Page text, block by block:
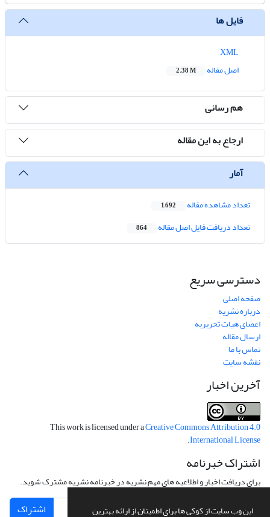
این وب سایت از کوکی ها برای اطمینان از ارائه بهترین
فایل ها
اصل مقاله
2.38 M
هم رسانی
ارجاع به این مقاله
آمار
تعداد مشاهده مقاله 1,692
تعداد دریافت فایل اصل مقاله 864
دسترسی سریع
صفحه اصلی
درباره نشریه
اعضای هیات تحریریه
ارسال مقاله
تماس با ما
نقشه سایت
آخرین اخبار
This work is licensed under aCreative Commons Attribution 4.0
International License
.
اشتراک خبرنامه
برای دریافت اخبار و اطلاعیه های مهم نشریه در خبرنامه نشریه مشترک شوید.
اشتراک